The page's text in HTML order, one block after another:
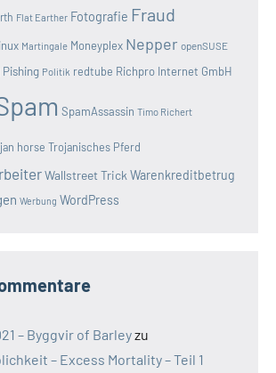
Flat Earther Fotografie Fraud
Martingale Moneyplex Nepper openSUSE
Pishing Politik redtube Richpro Internet GmbH
SpamAssassin Timo Richert
horse Trojanisches Pferd
Wallstreet Trick Warenkreditbetrug
Werbung WordPress
– Byggvir of Barleyzu
– Excess Mortality – Teil 1